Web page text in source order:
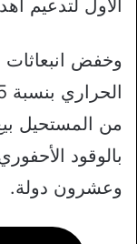
الأول لتدعيم
وخفض انبعاثات
من المستحيل
بالوقود
وعشرون دولة.